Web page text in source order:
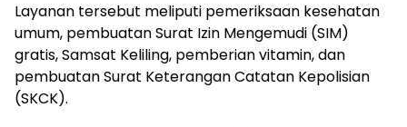
Layanan tersebut meliputi pemeriksaan kesehatan
umum, pembuatan Surat Izin Mengemudi (SIM)
gratis, Samsat Keliling, pemberian vitamin, dan
pembuatan Surat Keterangan Catatan Kepolisian
(SKCK).